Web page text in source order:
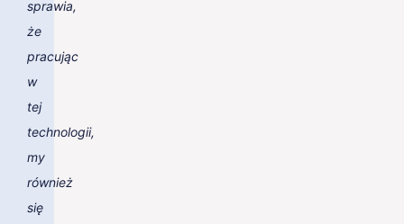
sprawia,
że
pracując
w
tej
technologii,
my
również
się